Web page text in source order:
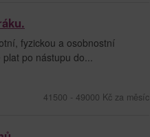
fyzickou a osobnostní
po nástupu do...
41500 - 49000 Kč za měsíc